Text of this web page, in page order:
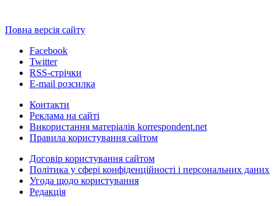
Повна версія сайту
Facebook
Twitter
RSS-стрічки
E-mail розсилка
Контакти
Реклама на сайті
Використання матеріалів korrespondent.net
Правила користування сайтом
Договір користування сайтом
Політика у сфері конфіденційності і персональних даних
Угода щодо користування
Редакція